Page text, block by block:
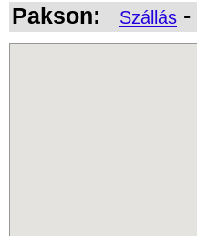
Pakson: Szállás -